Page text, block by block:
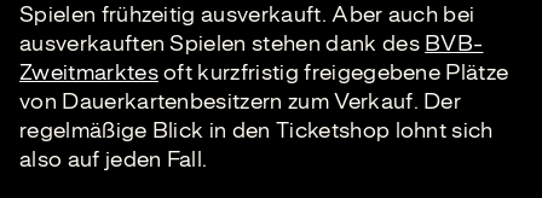
Spielen frühzeitig ausverkauft. Aber auch bei
ausverkauften Spielen stehen dank des BVB-
Zweitmarktesoft kurzfristig freigegebene Plätze
von Dauerkartenbesitzern zum Verkauf. Der
regelmäßige Blick in den Ticketshop lohnt sich
also auf jeden Fall.